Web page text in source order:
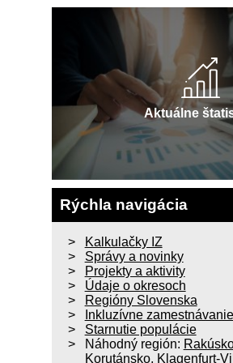
Aktuálne
Rýchla navigácia
Kalkulačky IZ
Správy a novinky
Projekty a aktivity
Údaje o okresoch
Regióny Slovenska
Inkluzívne zamestnávanie
Starnutie populácie
Náhodný región:
Korutánsko, Klagenfurt-